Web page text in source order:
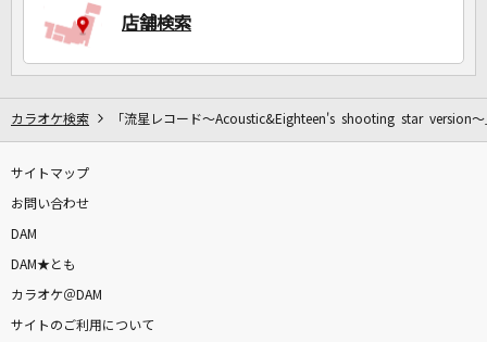
店舗検索
カラオケ検索 「流星レコード～Acoustic&Eighteen's shooting star version～
サイトマップ
お問い合わせ
DAM
DAM★とも
カラオケ＠DAM
サイトのご利用について